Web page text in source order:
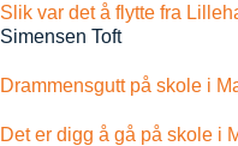
Slik var det å flytte fra
Simensen Toft
Drammensgutt på skole i
Det er digg å gå på skole i